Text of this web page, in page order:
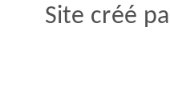
Site créé